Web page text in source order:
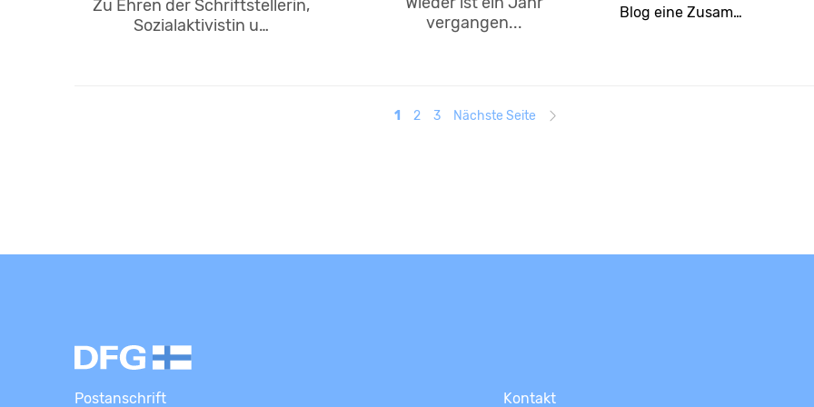
Zu Ehren der Schriftstellerin,
Sozialaktivistin u…
vergangen...
Blog eine Zusam…
1 2 3 Nächste Seite
Postanschrift Kontakt